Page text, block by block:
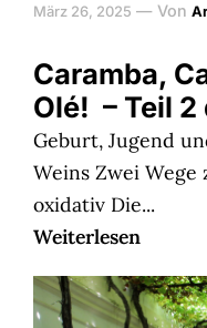
März 26, 2025 — Von
Caramba,
Olé! – Teil
Geburt, Jugend
Weins Zwei
oxidativ Die...
Weiterlesen